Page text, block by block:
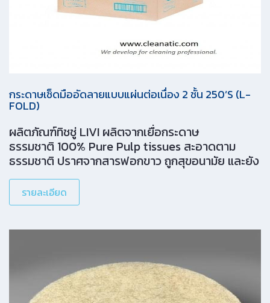
กระดาษเช็ดมืออัดลายแบบแผ่นต่อเนื่อง 2 ชั้น 250’S (L-
FOLD)
ผลิตภัณฑ์ทิชชู่ LIVI ผลิตจากเยื่อกระดาษ
ธรรมชาติ 100% Pure Pulp tissues สะอาดตาม
ธรรมชาติ ปราศจากสารฟอกขาว ถูกสุขอนามัย และยัง
ถนอมผิวคุณอีกด้วย
รายละเอียด